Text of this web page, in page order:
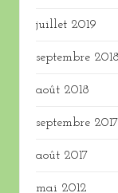
juillet 2019
septembre 2018
août 2018
septembre 2017
août 2017
mai 2012